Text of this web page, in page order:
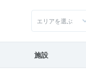
エリアを選ぶ
施設